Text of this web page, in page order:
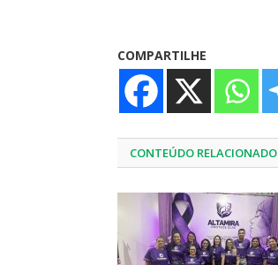
COMPARTILHE
CONTEÚDO RELACIONADO